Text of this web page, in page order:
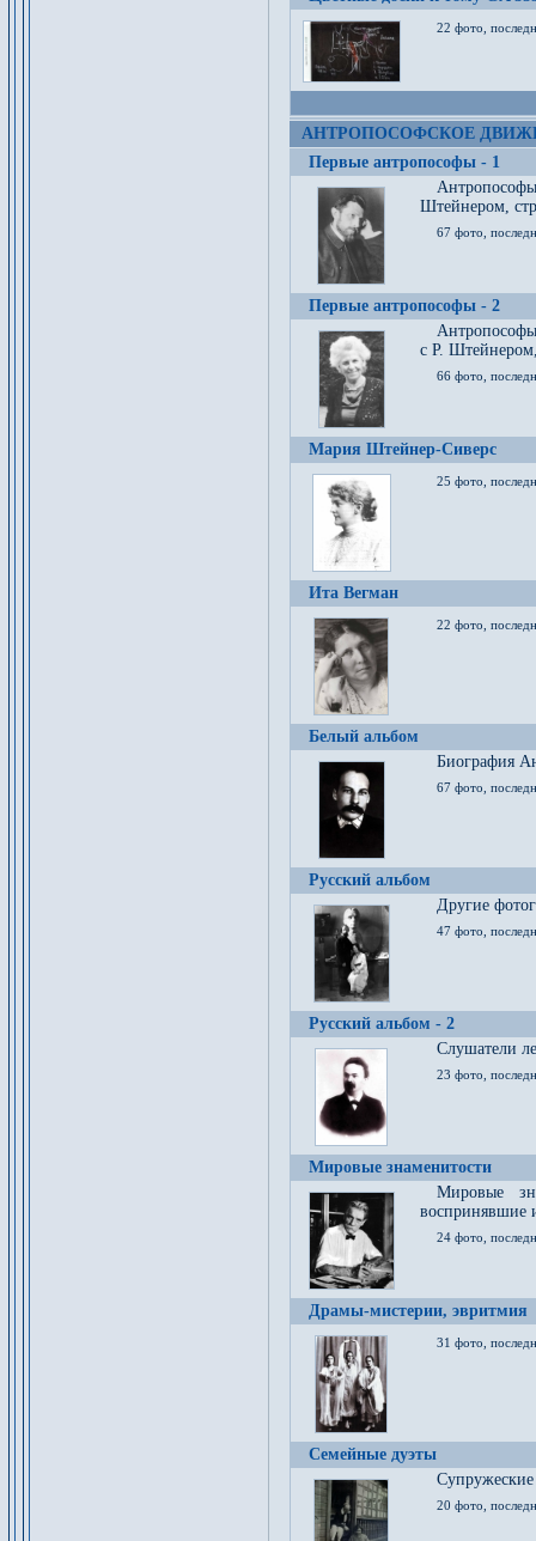
22 фото,
АНТРОПОСОФСКОЕ
Первые антропософы - 1
Штейнером,
67 фото,
Первые антропософы - 2
с Р.
66 фото,
Мария Штейнер-Сиверс
25 фото,
Ита Вегман
22 фото,
Белый альбом
Биография
67 фото,
Русский альбом
Другие
47 фото,
Русский альбом - 2
Cлушатели
23 фото,
Мировые знаменитости
Мировые
воспринявшие
24 фото,
Драмы-мистерии, эвритмия
31 фото,
Семейные дуэты
20 фото,